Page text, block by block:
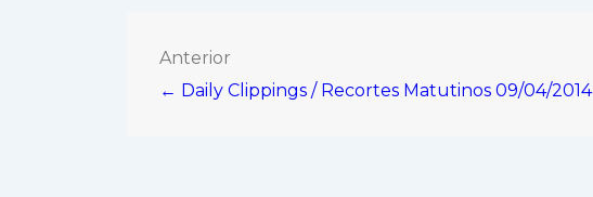
Navegación
de
Anterior
← Daily Clippings / Recortes Matutinos 09/04/2014